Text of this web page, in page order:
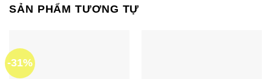
SẢN PHẨM TƯƠNG TỰ
-31%